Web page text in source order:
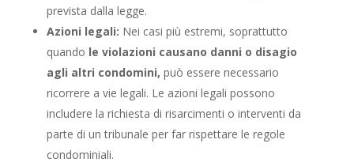
prevista dalla legge.
Azioni legali: Nei casi più estremi, soprattutto
quando le violazioni causano danni o disagio
agli altri condomini, può essere necessario
ricorrere a vie legali. Le azioni legali possono
includere la richiesta di risarcimenti o interventi da
parte di un tribunale per far rispettare le regole
condominiali.